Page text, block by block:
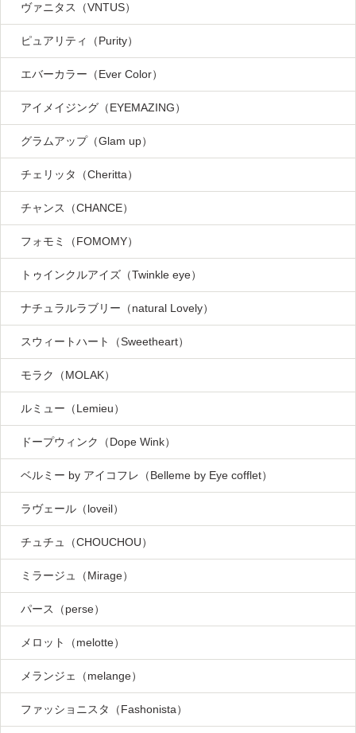
ヴァニタス（VNTUS）
ピュアリティ（Purity）
エバーカラー（Ever Color）
アイメイジング（EYEMAZING）
グラムアップ（Glam up）
チェリッタ（Cheritta）
チャンス（CHANCE）
フォモミ（FOMOMY）
トゥインクルアイズ（Twinkle eye）
ナチュラルラブリー（natural Lovely）
スウィートハート（Sweetheart）
モラク（MOLAK）
ルミュー（Lemieu）
ドープウィンク（Dope Wink）
ベルミー by アイコフレ（Belleme by Eye cofflet）
ラヴェール（loveil）
チュチュ（CHOUCHOU）
ミラージュ（Mirage）
パース（perse）
メロット（melotte）
メランジェ（melange）
ファッショニスタ（Fashonista）